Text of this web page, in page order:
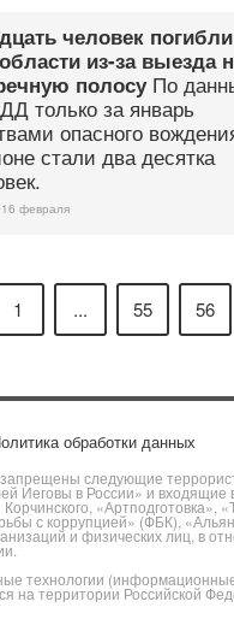
человек
из-за выезда
полосу По
только за январь
опасного
стали два десятка
февраля
1 ... 55 56
обработки данных
следующие
Иеговы в России» и
Корчинского,
с коррупцией» (ФБК),
и физических лиц, в
технологии
на территории Российской